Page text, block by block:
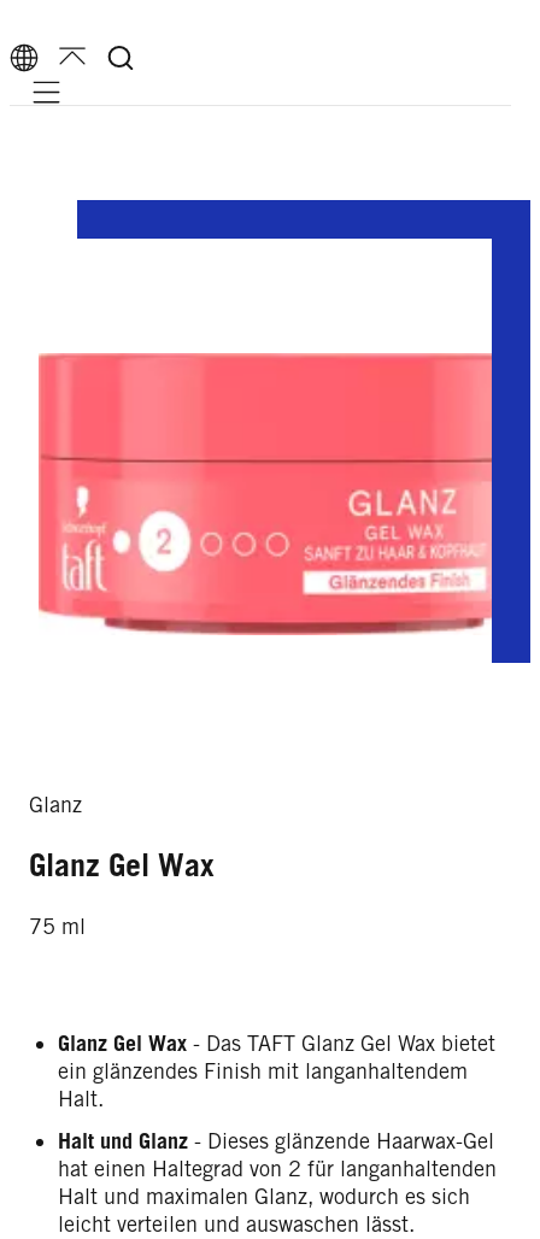
Mobile navigation
Glanz
Glanz Gel Wax
75 ml
Glanz Gel Wax - Das TAFT Glanz Gel Wax bietet
ein glänzendes Finish mit langanhaltendem
Halt.
Halt und Glanz - Dieses glänzende Haarwax-Gel
hat einen Haltegrad von 2 für langanhaltenden
Halt und maximalen Glanz, wodurch es sich
leicht verteilen und auswaschen lässt.